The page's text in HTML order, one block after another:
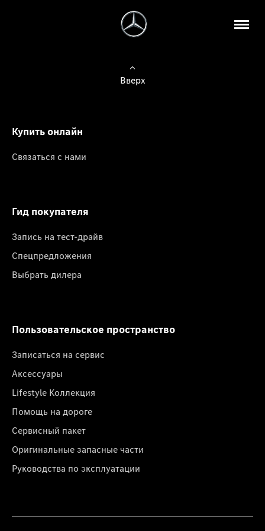
Вверх
Купить онлайн
Связаться с нами
Гид покупателя
Запись на тест-драйв
Спецпредложения
Выбрать дилера
Пользовательское пространство
Записаться на сервис
Аксессуары
Lifestyle Коллекция
Помощь на дороге
Сервисный пакет
Оригинальные запасные части
Руководства по эксплуатации